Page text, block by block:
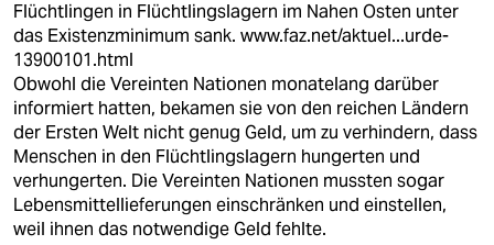
Flüchtlingen in Flüchtlingslagern im Nahen Osten unter
das Existenzminimum sank. www.faz.net/aktuel...urde-
13900101.html
Obwohl die Vereinten Nationen monatelang darüber
informiert hatten, bekamen sie von den reichen Ländern
der Ersten Welt nicht genug Geld, um zu verhindern, dass
Menschen in den Flüchtlingslagern hungerten und
verhungerten. Die Vereinten Nationen mussten sogar
Lebensmittellieferungen einschränken und einstellen,
weil ihnen das notwendige Geld fehlte.